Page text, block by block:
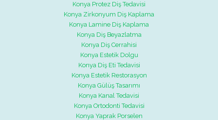
Konya Protez Diş Tedavisi
Konya Zirkonyum Diş Kaplama
Konya Lamine Diş Kaplama
Konya Diş Beyazlatma
Konya Diş Cerrahisi
Konya Estetik Dolgu
Konya Diş Eti Tedavisi
Konya Estetik Restorasyon
Konya Gülüş Tasarımı
Konya Kanal Tedavisi
Konya Ortodonti Tedavisi
Konya Yaprak Porselen